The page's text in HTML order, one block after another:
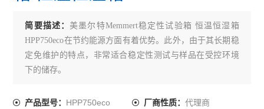
简要描述：美墨尔特Memmert稳定性试验箱 恒温恒湿箱
HPP750eco在节约能源方面有着优势。此外，由于其长期稳
定免维护的特点，非常适合稳定性测试与样品在受控环境
下的储存。
产品型号： HPP750eco 厂商性质： 代理商